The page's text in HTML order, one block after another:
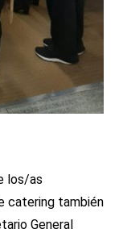
los/as
catering también
General